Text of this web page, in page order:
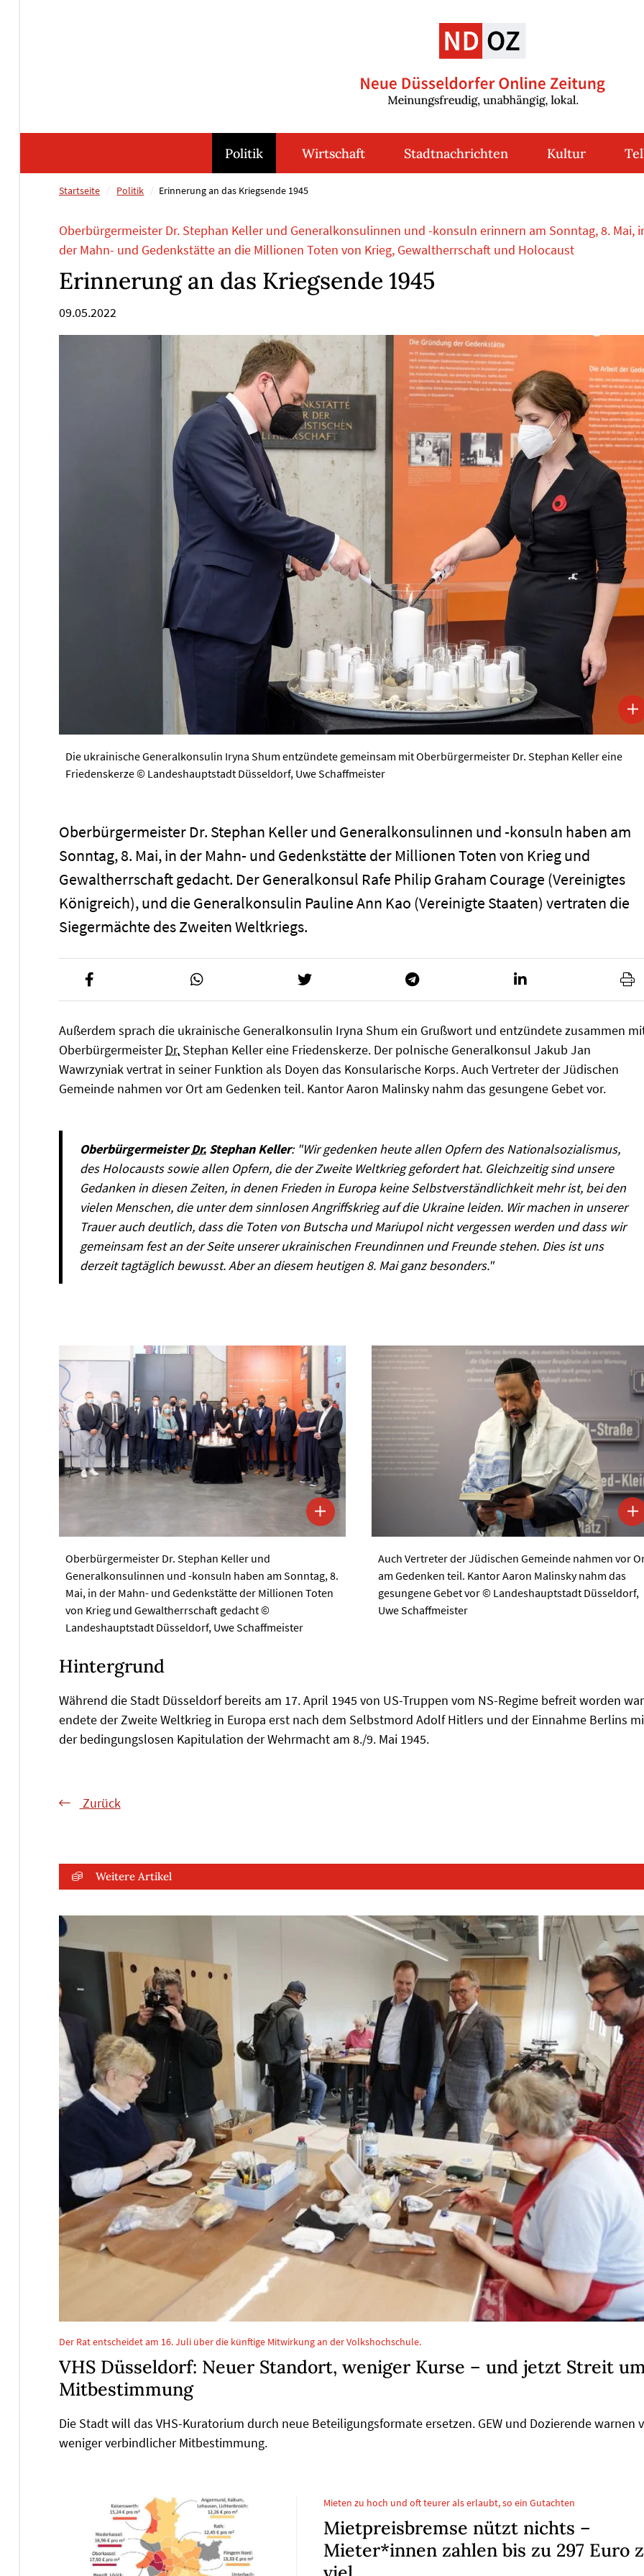
Politik Wirtschaft Stadtnachrichten Kultur
Startseite Politik Erinnerung an das Kriegsende 1945
Oberbürgermeister Dr. Stephan Keller und Generalkonsulinnen und -konsuln erinnern am Sonntag, 8. Mai,
der Mahn- und Gedenkstätte an die Millionen Toten von Krieg, Gewaltherrschaft und Holocaust
Erinnerung an das Kriegsende 1945
09.05.2022
Die ukrainische Generalkonsulin Iryna Shum entzündete gemeinsam mit Oberbürgermeister Dr. Stephan Keller eine
Friedenskerze © Landeshauptstadt Düsseldorf, Uwe Schaffmeister
Oberbürgermeister Dr. Stephan Keller und Generalkonsulinnen und -konsuln haben am
Sonntag, 8. Mai, in der Mahn- und Gedenkstätte der Millionen Toten von Krieg und
Gewaltherrschaft gedacht. Der Generalkonsul Rafe Philip Graham Courage (Vereinigtes
Königreich), und die Generalkonsulin Pauline Ann Kao (Vereinigte Staaten) vertraten die
Siegermächte des Zweiten Weltkriegs.
Außerdem sprach die ukrainische Generalkonsulin Iryna Shum ein Grußwort und entzündete zusammen
OberbürgermeisterDr. Stephan Keller eine Friedenskerze. Der polnische Generalkonsul Jakub Jan
Wawrzyniak vertrat in seiner Funktion als Doyen das Konsularische Korps. Auch Vertreter der Jüdischen
Gemeinde nahmen vor Ort am Gedenken teil. Kantor Aaron Malinsky nahm das gesungene Gebet vor.
OberbürgermeisterDr. Stephan Keller: "Wir gedenken heute allen Opfern des Nationalsozialismus,
des Holocausts sowie allen Opfern, die der Zweite Weltkrieg gefordert hat. Gleichzeitig sind unsere
Gedanken in diesen Zeiten, in denen Frieden in Europa keine Selbstverständlichkeit mehr ist, bei den
vielen Menschen, die unter dem sinnlosen Angriffskrieg auf die Ukraine leiden. Wir machen in unserer
Trauer auch deutlich, dass die Toten von Butscha und Mariupol nicht vergessen werden und dass wir
gemeinsam fest an der Seite unserer ukrainischen Freundinnen und Freunde stehen. Dies ist uns
derzeit tagtäglich bewusst. Aber an diesem heutigen 8. Mai ganz besonders."
Oberbürgermeister Dr. Stephan Keller und
Generalkonsulinnen und -konsuln haben am Sonntag, 8.
Mai, in der Mahn- und Gedenkstätte der Millionen Toten
von Krieg und Gewaltherrschaft gedacht ©
Landeshauptstadt Düsseldorf, Uwe Schaffmeister
Auch Vertreter der Jüdischen Gemeinde nahmen vor
am Gedenken teil. Kantor Aaron Malinsky nahm das
gesungene Gebet vor © Landeshauptstadt Düsseldorf,
Uwe Schaffmeister
Hintergrund
Während die Stadt Düsseldorf bereits am 17. April 1945 von US-Truppen vom NS-Regime befreit worden
endete der Zweite Weltkrieg in Europa erst nach dem Selbstmord Adolf Hitlers und der Einnahme Berlins
der bedingungslosen Kapitulation der Wehrmacht am 8./9. Mai 1945.
Zurück
Weitere Artikel
Der Rat entscheidet am 16. Juli über die künftige Mitwirkung an der Volkshochschule.
VHS Düsseldorf: Neuer Standort, weniger Kurse – und jetzt Streit
Mitbestimmung
Die Stadt will das VHS-Kuratorium durch neue Beteiligungsformate ersetzen. GEW und Dozierende warnen
weniger verbindlicher Mitbestimmung.
Mieten zu hoch und oft teurer als erlaubt, so ein Gutachten
Mietpreisbremse nützt nichts –
Mieter*innen zahlen bis zu 297 Euro